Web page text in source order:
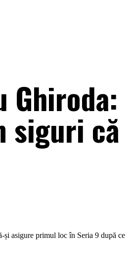
siguri că
asigure primul loc în Seria 9 după ce